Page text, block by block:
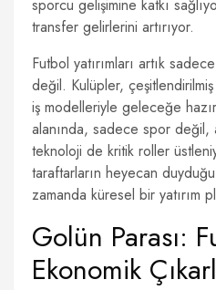
sporcu gelişimine katkı
transfer gelirlerini artırıyor.
Futbol yatırımları artık
değil. Kulüpler,
iş modelleriyle geleceğe
alanında, sadece spor değil,
teknoloji de kritik roller
taraftarların heyecan
zamanda küresel bir yatırım
Golün Parası:
Ekonomik